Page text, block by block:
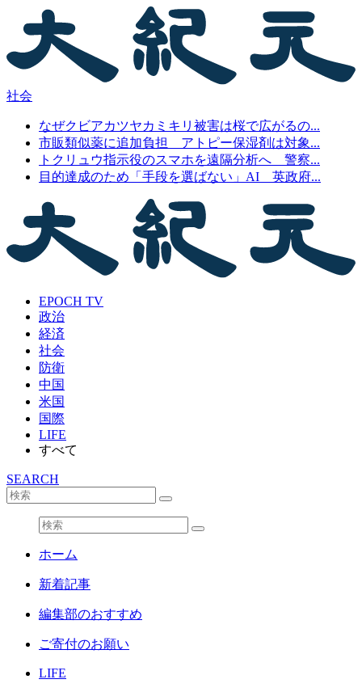
社会
なぜクビアカツヤカミキリ被害は桜で広がるの...
市販類似薬に追加負担 アトピー保湿剤は対象...
トクリュウ指示役のスマホを遠隔分析へ 警察...
目的達成のため「手段を選ばない」AI 英政府...
EPOCH TV
政治
経済
社会
防衛
中国
米国
国際
LIFE
すべて
SEARCH
ホーム
新着記事
編集部のおすすめ
ご寄付のお願い
LIFE